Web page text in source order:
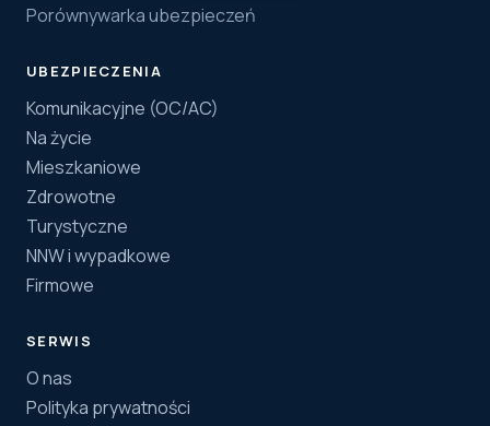
Porównywarka ubezpieczeń
UBEZPIECZENIA
Komunikacyjne (OC/AC)
Na życie
Mieszkaniowe
Zdrowotne
Turystyczne
NNW i wypadkowe
Firmowe
SERWIS
O nas
Polityka prywatności